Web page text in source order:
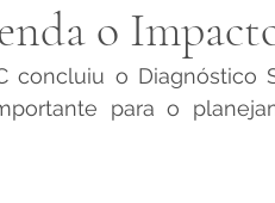
o
o Diagnóstico
para o